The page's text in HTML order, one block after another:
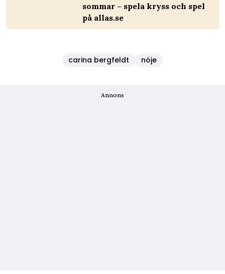
sommar – spela kryss och spel
på allas.se
carina bergfeldt nöje
Annons